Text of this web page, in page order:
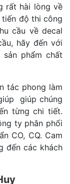
rất hài lòng về
độ thi công
cầu về decal
hãy đến với
phẩm chất
tác phong làm
giúp chúng
từng chi tiết.
ty phân phối
CO, CQ. Cam
đến các khách